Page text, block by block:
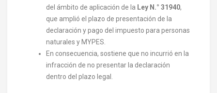
del ámbito de aplicación de la Ley N.° 31940,
que amplió el plazo de presentación de la
declaración y pago del impuesto para personas
naturales y MYPES.
En consecuencia, sostiene que no incurrió en la
infracción de no presentar la declaración
dentro del plazo legal.